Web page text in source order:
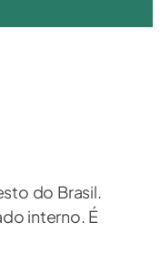
do Brasil.
interno. É